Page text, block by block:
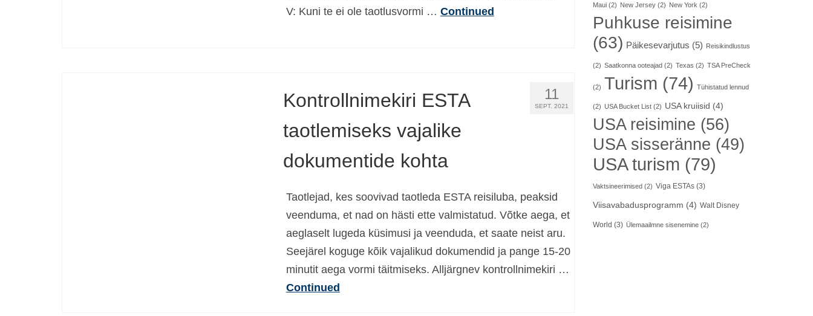
V: Kuni te ei ole taotlusvormi … Continued
11
SEPT. 2021
Kontrollnimekiri ESTA
taotlemiseks vajalike
dokumentide kohta
Taotlejad, kes soovivad taotleda ESTA reisiluba, peaksid
veenduma, et nad on hästi ette valmistatud. Võtke aega, et
aeglaselt lugeda küsimusi ja veenduda, et saate neist aru.
Seejärel koguge kõik vajalikud dokumendid ja pange 15-20
minutit aega vormi täitmiseks. Alljärgnev kontrollnimekiri …
Continued
Maui(2) New Jersey(2) New York (2)
Puhkuse reisimine
(63) Päikesevarjutus (5) Reisikindlustus
(2) Saatkonna ooteajad (2) Texas (2) TSA PreCheck
(2) Turism (74) Tühistatud lennud
(2) USA Bucket List(2) USA kruiisid (4)
USA reisimine (56)
USA sisseränne (49)
USA turism (79)
Vaktsineerimised (2) Viga ESTAs(3)
Viisavabadusprogramm (4) Walt Disney
World (3) Ülemaailmne sisenemine(2)